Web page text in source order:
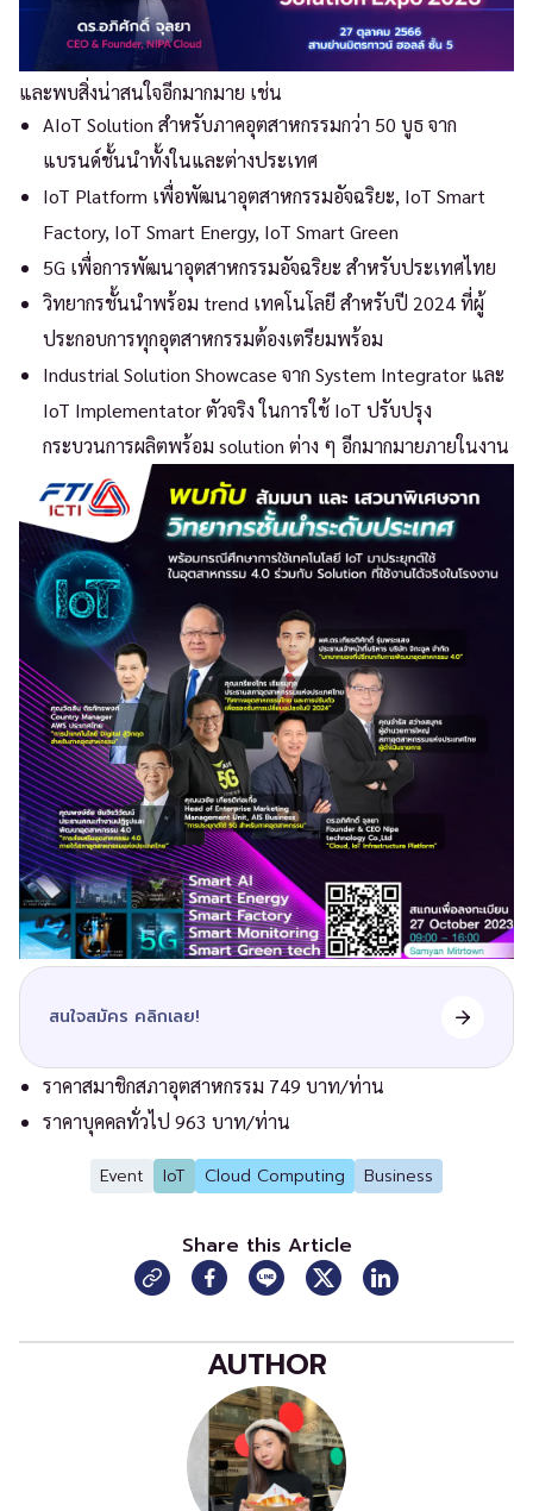
และพบสิ่งน่าสนใจอีกมากมาย เช่น
AIoT Solution สำหรับภาคอุตสาหกรรมกว่า 50 บูธ จาก
แบรนด์ชั้นนำทั้งในและต่างประเทศ
IoT Platform เพื่อพัฒนาอุตสาหกรรมอัจฉริยะ, IoT Smart
Factory, IoT Smart Energy, IoT Smart Green
5G เพื่อการพัฒนาอุตสาหกรรมอัจฉริยะ สำหรับประเทศไทย
วิทยากรชั้นนำพร้อม trend เทคโนโลยี สำหรับปี 2024 ที่ผู้
ประกอบการทุกอุตสาหกรรมต้องเตรียมพร้อม
Industrial Solution Showcase จาก System Integrator และ
IoT Implementator ตัวจริง ในการใช้ IoT ปรับปรุง
กระบวนการผลิตพร้อม solution ต่าง ๆ อีกมากมายภายในงาน
สนใจสมัคร คลิกเลย!
ราคาสมาชิกสภาอุตสาหกรรม 749 บาท/ท่าน
ราคาบุคคลทั่วไป 963 บาท/ท่าน
Event IoT Cloud Computing Business
Share this Article
AUTHOR